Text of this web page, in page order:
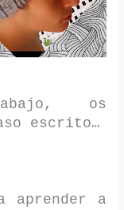
os
escrito…
aprender a